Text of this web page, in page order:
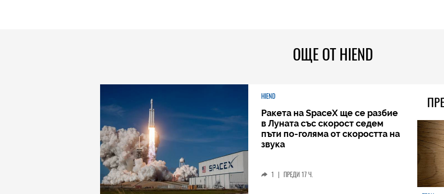
ОЩЕ ОТ HIEND
HIEND
Ракета на SpaceX ще се разбие
в Луната със скорост седем
пъти по-голяма от скоростта на
звука
1 | ПРЕДИ 17 Ч.